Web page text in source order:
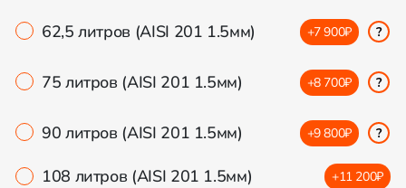
62,5 литров (AISI 201 1.5мм)
+7 900₽ ?
75 литров (AISI 201 1.5мм) +8 700₽ ?
90 литров (AISI 201 1.5мм) +9 800₽ ?
108 литров (AISI 201 1.5мм) +11 200₽